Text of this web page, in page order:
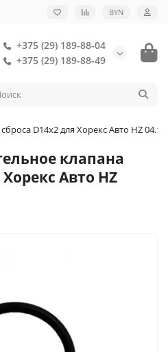
BYN
+375 (29) 189-88-04
+375 (29) 189-88-49
D14x2 для Хорекс Авто HZ
клапана
Авто HZ